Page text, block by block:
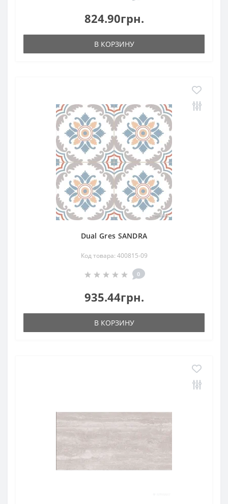
824.90грн.
В КОРЗИНУ
Dual Gres SANDRA
Код товара: 400815-09
0
935.44грн.
В КОРЗИНУ